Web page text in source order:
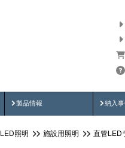
製品情報
製品動画 納入
納
LED照明 施設用照明 直管LED